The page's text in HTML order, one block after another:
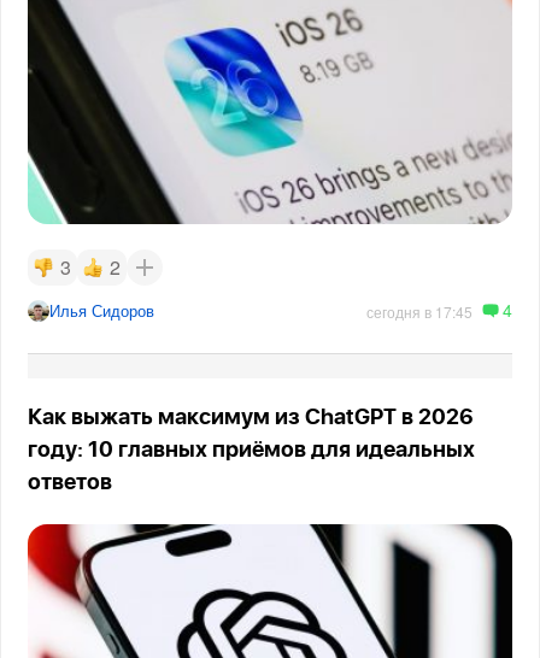
3 2
Илья Сидоров сегодня в 17:45 4
Как выжать максимум из ChatGPT в 2026
году: 10 главных приёмов для идеальных
ответов